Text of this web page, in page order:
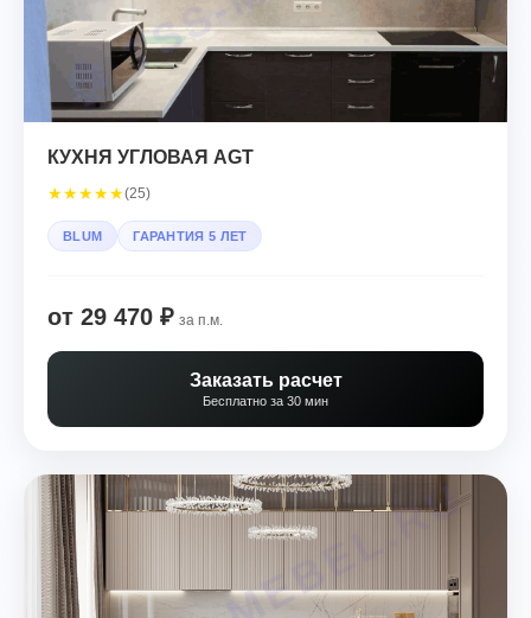
КУХНЯ УГЛОВАЯ AGT
★★★★★(25)
BLUM ГАРАНТИЯ 5 ЛЕТ
от 29 470 ₽ за п.м.
Заказать расчет
Бесплатно за 30 мин